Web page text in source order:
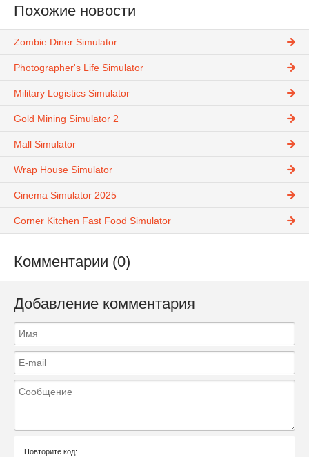
Похожие новости
Zombie Diner Simulator
Photographer's Life Simulator
Military Logistics Simulator
Gold Mining Simulator 2
Mall Simulator
Wrap House Simulator
Cinema Simulator 2025
Corner Kitchen Fast Food Simulator
Комментарии (0)
Добавление комментария
Повторите код: